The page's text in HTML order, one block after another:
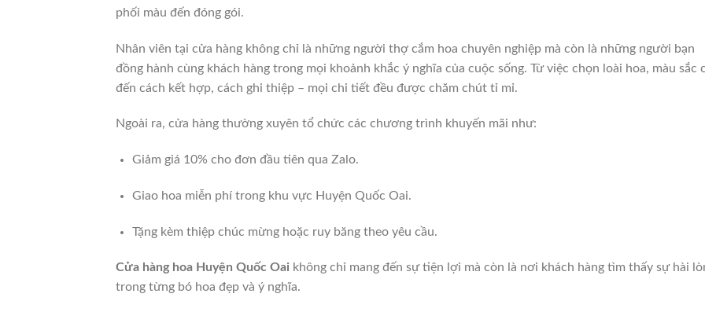
phối màu đến đóng gói.
Nhân viên tại cửa hàng không chỉ là những người thợ cắm hoa chuyên nghiệp mà còn là những người bạn
đồng hành cùng khách hàng trong mọi khoảnh khắc ý nghĩa của cuộc sống. Từ việc chọn loài hoa, màu sắc
đến cách kết hợp, cách ghi thiệp – mọi chi tiết đều được chăm chút tỉ mỉ.
Ngoài ra, cửa hàng thường xuyên tổ chức các chương trình khuyến mãi như:
Giảm giá 10% cho đơn đầu tiên qua Zalo.
Giao hoa miễn phí trong khu vực Huyện Quốc Oai.
Tặng kèm thiệp chúc mừng hoặc ruy băng theo yêu cầu.
Cửa hàng hoa Huyện Quốc Oai không chỉ mang đến sự tiện lợi mà còn là nơi khách hàng tìm thấy sự hài
trong từng bó hoa đẹp và ý nghĩa.